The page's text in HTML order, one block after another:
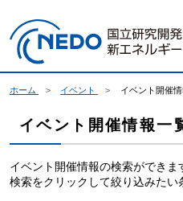
ホーム イベント イベント開催
イベント開催情報一
イベント開催情報の検索ができ
検索をクリックして絞り込みたい